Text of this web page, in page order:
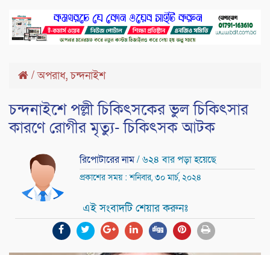
/অপরাধ,চন্দনাইশ
চন্দনাইশে পল্লী চিকিৎসকের ভুল চিকিৎসার
কারণে রোগীর মৃত্যু- চিকিৎসক আটক
রিপোটারের নাম/ ৬২৪ বার পড়া হয়েছে
প্রকাশের সময় : শনিবার, ৩০ মার্চ, ২০২৪
এই সংবাদটি শেয়ার করুনঃ